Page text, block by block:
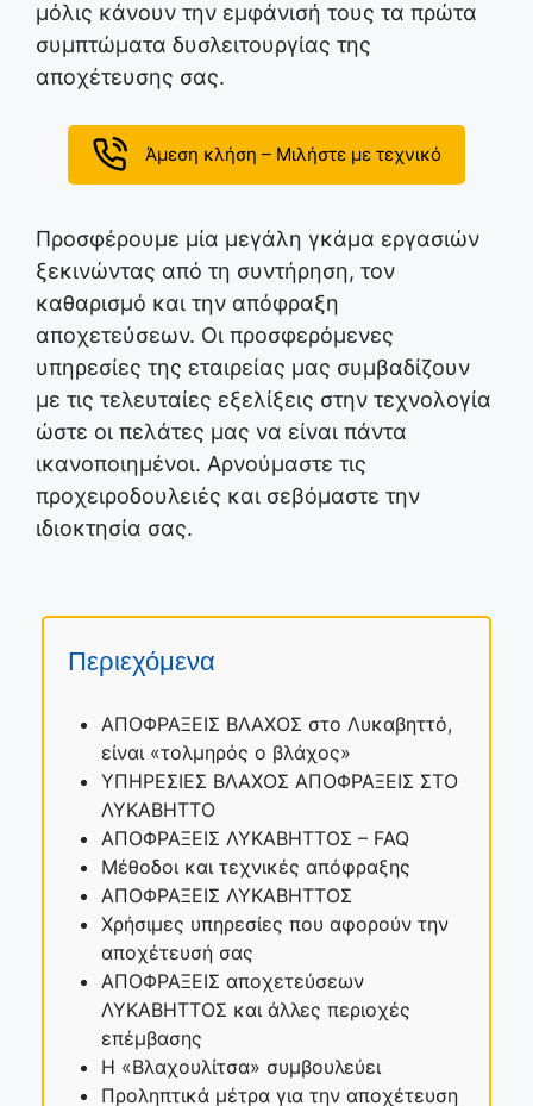
μόλις κάνουν την εμφάνισή τους τα πρώτα
συμπτώματα δυσλειτουργίας της
αποχέτευσης σας.
Άμεση κλήση – Μιλήστε με τεχνικό
Προσφέρουμε μία μεγάλη γκάμα εργασιών
ξεκινώντας από τη συντήρηση, τον
καθαρισμό και την απόφραξη
αποχετεύσεων. Οι προσφερόμενες
υπηρεσίες της εταιρείας μας συμβαδίζουν
με τις τελευταίες εξελίξεις στην τεχνολογία
ώστε οι πελάτες μας να είναι πάντα
ικανοποιημένοι. Αρνούμαστε τις
προχειροδουλειές και σεβόμαστε την
ιδιοκτησία σας.
Περιεχόμενα
ΑΠΟΦΡΑΞΕΙΣ ΒΛΑΧΟΣ στο Λυκαβηττό,
είναι «τολμηρός ο βλάχος»
ΥΠΗΡΕΣΙΕΣ ΒΛΑΧΟΣ ΑΠΟΦΡΑΞΕΙΣ ΣΤΟ
ΛΥΚΑΒΗΤΤΟ
ΑΠΟΦΡΑΞΕΙΣ ΛΥΚΑΒΗΤΤΟΣ – FAQ
Μέθοδοι και τεχνικές απόφραξης
ΑΠΟΦΡΑΞΕΙΣ ΛΥΚΑΒΗΤΤΟΣ
Χρήσιμες υπηρεσίες που αφορούν την
αποχέτευσή σας
ΑΠΟΦΡΑΞΕΙΣ αποχετεύσεων
ΛΥΚΑΒΗΤΤΟΣ και άλλες περιοχές
επέμβασης
Η «Βλαχουλίτσα» συμβουλεύει
Προληπτικά μέτρα για την αποχέτευση